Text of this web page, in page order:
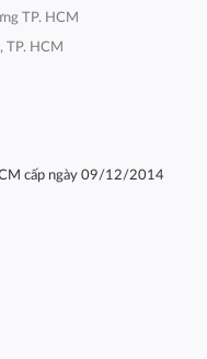
TP. HCM
TP. HCM
cấp ngày 09/12/2014